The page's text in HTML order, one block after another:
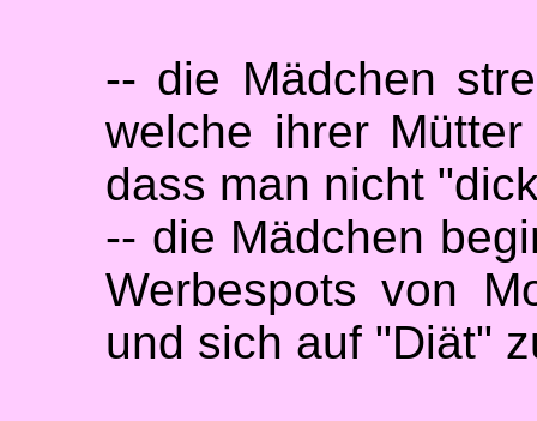
-- die Mädchen
welche ihrer
dass man nicht
-- die Mädchen
Werbespots von
und sich auf "Diät"